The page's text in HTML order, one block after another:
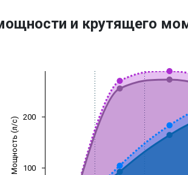
и крутящего
Мощность (л/с) 100
200